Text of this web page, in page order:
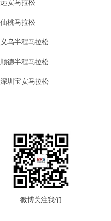
微博关注我们
远安马拉松
仙桃马拉松
义乌半程马拉松
顺德半程马拉松
深圳宝安马拉松